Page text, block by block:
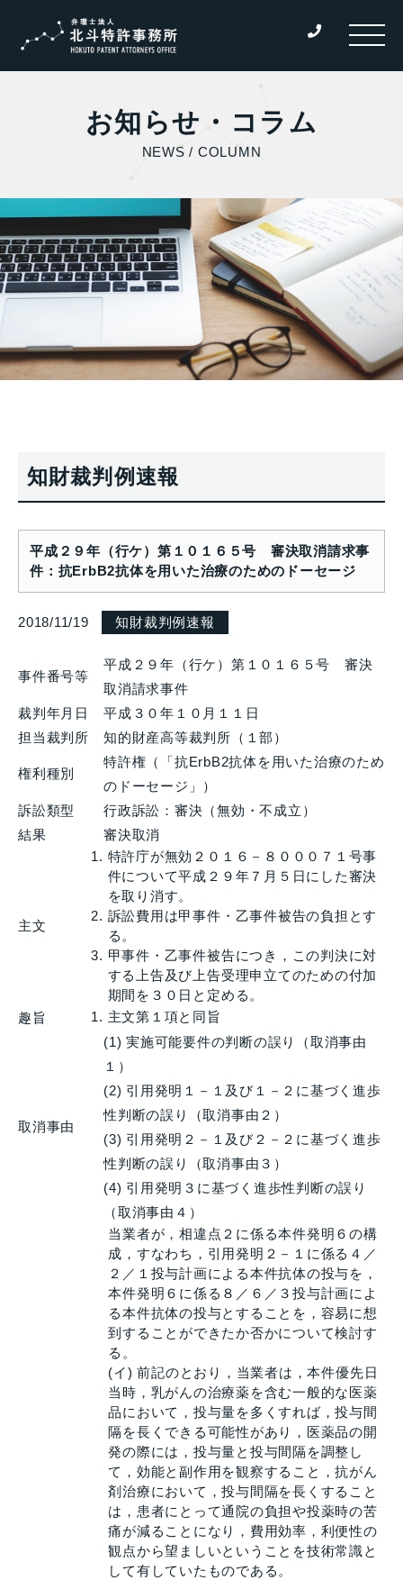
お知らせ・コラム
NEWS / COLUMN
知財裁判例速報
平成２９年（行ケ）第１０１６５号 審決取消請求事
件：抗ErbB2抗体を用いた治療のためのドーセージ
2018/11/19 知財裁判例速報
事件番号等
平成２９年（行ケ）第１０１６５号 審決
取消請求事件
裁判年月日
平成３０年１０月１１日
担当裁判所
知的財産高等裁判所（１部）
権利種別
特許権（「抗ErbB2抗体を用いた治療のため
のドーセージ」）
訴訟類型
行政訴訟：審決（無効・不成立）
結果
審決取消
主文
特許庁が無効２０１６－８０００７１号事
件について平成２９年７月５日にした審決
を取り消す。
訴訟費用は甲事件・乙事件被告の負担とす
る。
甲事件・乙事件被告につき，この判決に対
する上告及び上告受理申立てのための付加
期間を３０日と定める。
趣旨
主文第１項と同旨
取消事由
(1) 実施可能要件の判断の誤り（取消事由
１）
(2) 引用発明１－１及び１－２に基づく進歩
性判断の誤り（取消事由２）
(3) 引用発明２－１及び２－２に基づく進歩
性判断の誤り（取消事由３）
(4) 引用発明３に基づく進歩性判断の誤り
（取消事由４）
当業者が，相違点２に係る本件発明６の構
成，すなわち，引用発明２－１に係る４／
２／１投与計画による本件抗体の投与を，
本件発明６に係る８／６／３投与計画によ
る本件抗体の投与とすることを，容易に想
到することができたか否かについて検討す
る。
(イ) 前記のとおり，当業者は，本件優先日
当時，乳がんの治療薬を含む一般的な医薬
品において，投与量を多くすれば，投与間
隔を長くできる可能性があり，医薬品の開
発の際には，投与量と投与間隔を調整し
て，効能と副作用を観察すること，抗がん
剤治療において，投与間隔を長くすること
は，患者にとって通院の負担や投薬時の苦
痛が減ることになり，費用効率，利便性の
観点から望ましいということを技術常識と
して有していたものである。